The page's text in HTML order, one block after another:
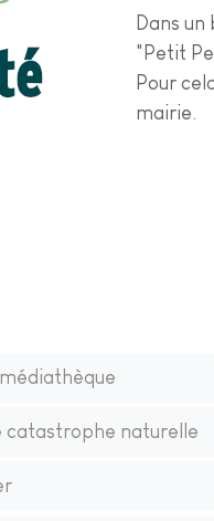
Dans
"Petit
Pour
mairie.
catastrophe naturelle